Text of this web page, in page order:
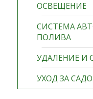
ОСВЕЩЕНИЕ
СИСТЕМА
ПОЛИВА
УДАЛЕНИЕ И
УХОД ЗА